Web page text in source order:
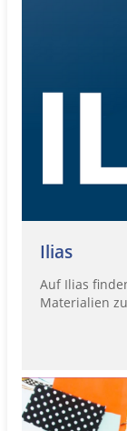
Ilias
Auf Ilias
Materialien